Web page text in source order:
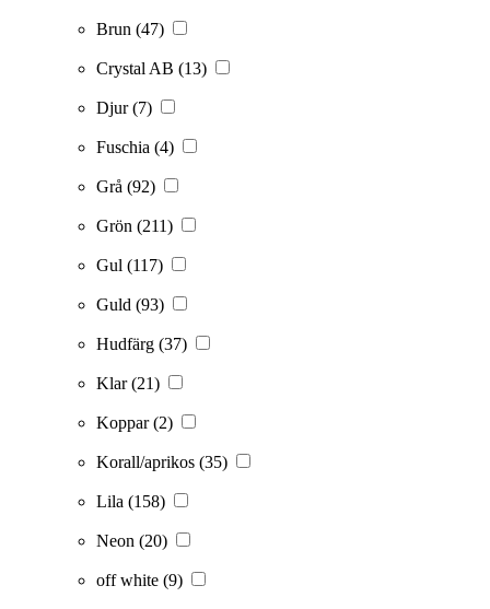
Brun (47)
Crystal AB (13)
Djur(7)
Fuschia (4)
Grå (92)
Grön (211)
Gul (117)
Guld (93)
Hudfärg (37)
Klar(21)
Koppar(2)
Korall/aprikos (35)
Lila (158)
Neon (20)
off white (9)